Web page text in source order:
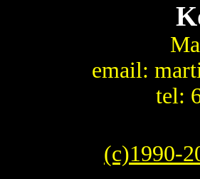
email:
tel:
(c)1990-